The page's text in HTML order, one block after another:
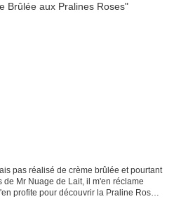
pas réalisé de crème brûlée et pourtant
Mr Nuage de Lait, il m'en réclame
profite pour découvrir la Praline Rose.